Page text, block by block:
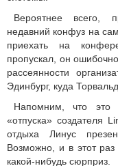
Вероятнее всего,
недавний конфуз на
приехать на
пропускал, он
рассеянности
Эдинбург, куда
Напомним, что это
«отпуска» создателя
отдыха Линус
Возможно, и в этот раз
какой-нибудь сюрприз.